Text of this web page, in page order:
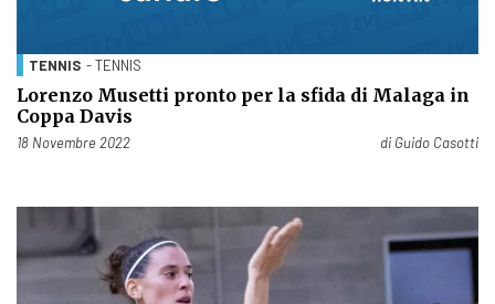
TENNIS - TENNIS
Lorenzo Musetti pronto per la sfida di Malaga in
Coppa Davis
Pubblicato il
18 Novembre 2022 di Guido Casotti